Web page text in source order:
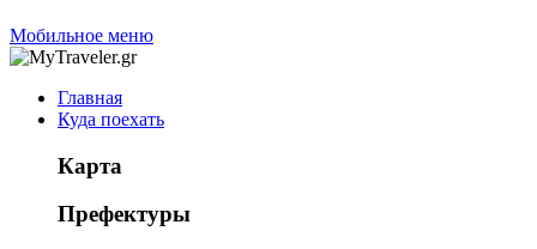
Мобильное меню
Главная
Куда поехать
Карта
Префектуры